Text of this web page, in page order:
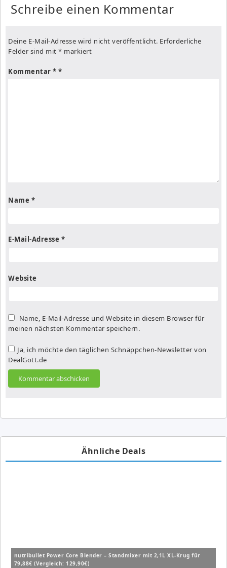
Schreibe einen Kommentar
Deine E-Mail-Adresse wird nicht veröffentlicht. Erforderliche
Felder sind mit * markiert
Kommentar *
Name *
E-Mail-Adresse *
Website
Name, E-Mail-Adresse und Website in diesem Browser für
meinen nächsten Kommentar speichern.
Ja, ich möchte den täglichen Schnäppchen-Newsletter von
DealGott.de
Ähnliche Deals
nutribullet Power Core Blender – Standmixer mit 2,1L XL-Krug für
79,88€ (Vergleich: 129,90€)